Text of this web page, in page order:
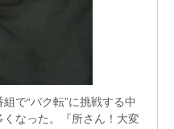
で“バク転”に挑戦する中
なった。『所さん！大変